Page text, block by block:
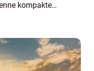
kompakte